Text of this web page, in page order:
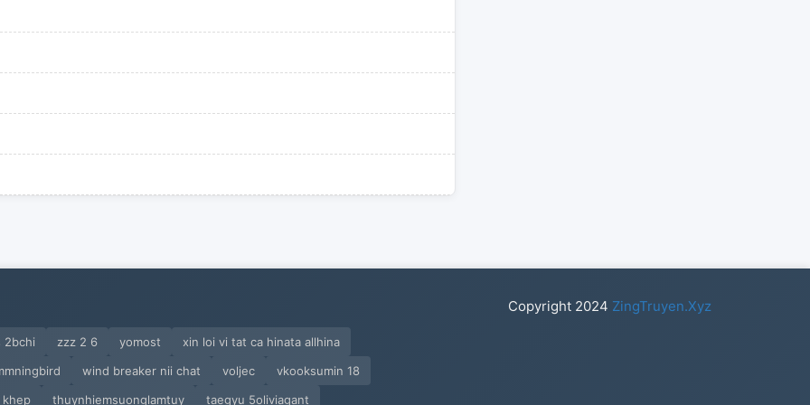
2bchi zzz 2 6 yomost
xin loi vi tat ca hinata allhina
wind breaker nii chat voljec
vkooksumin 18
thuynhiemsuonglamtuy taegyu 5oliviagant
Copyright 2024 ZingTruyen.Xyz